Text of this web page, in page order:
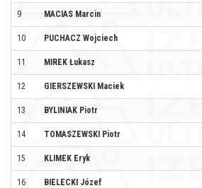
9 MACIAS Marcin
10 PUCHACZ Wojciech
11 MIREK Łukasz
12 GIERSZEWSKI Maciek
13 BYLINIAK Piotr
14 TOMASZEWSKI Piotr
15 KLIMEK Eryk
16 BIELECKI Józef